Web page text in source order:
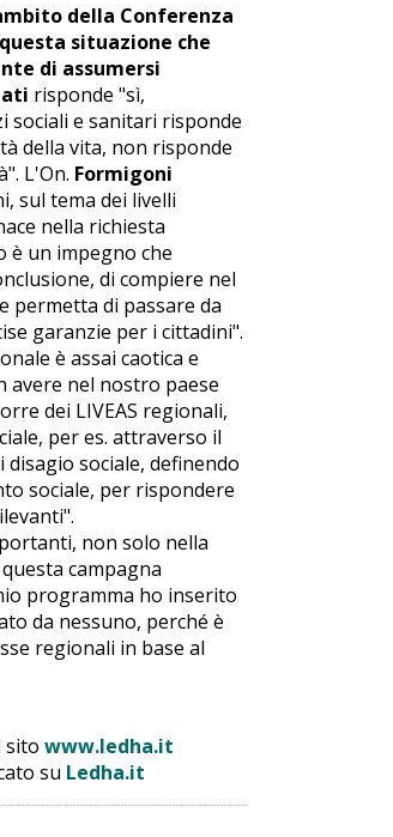
della Conferenza
situazione che
di assumersi
risponde "sì,
sociali e sanitari risponde
della vita, non risponde
L'On. Formigoni
sul tema dei livelli
nella richiesta
è un impegno che
di compiere nel
permetta di passare da
garanzie per i cittadini".
è assai caotica e
avere nel nostro paese
dei LIVEAS regionali,
per es. attraverso il
sociale, definendo
sociale, per rispondere
non solo nella
campagna
programma ho inserito
da nessuno, perché è
regionali in base al
sito www.ledha.it
su Ledha.it